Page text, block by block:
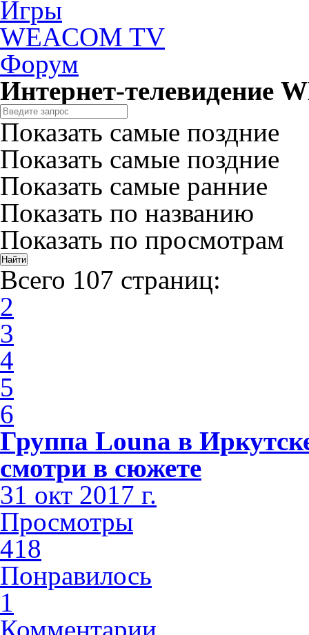
Игры
WEACOM TV
Форум
Интернет-телевидение
Показать самые поздние
Показать самые поздние
Показать самые ранние
Показать по названию
Показать по просмотрам
Всего 107 страниц:
2
3
4
5
6
Группа Louna в
смотри в сюжете
31 окт 2017 г.
Просмотры
418
Понравилось
1